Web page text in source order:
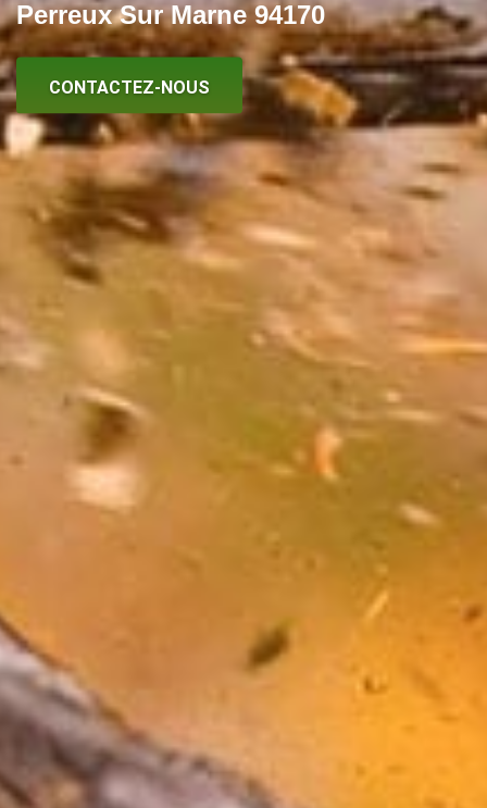
Perreux Sur Marne 94170
CONTACTEZ-NOUS